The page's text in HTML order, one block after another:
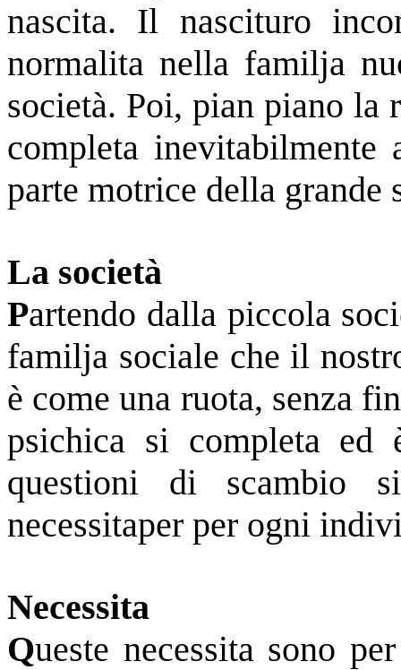
nascita. Il nascituro
normalita nella familja
società. Poi, pian piano la
completa
parte motrice della grande
La società
Partendo dalla piccola
familja sociale che il
è come una ruota, senza
psichica si completa ed
questioni di scambio
necessitaper per ogni
Necessita
Queste necessita sono